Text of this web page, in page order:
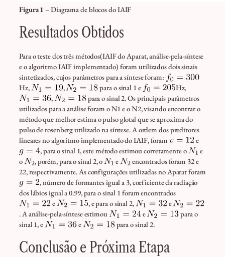
Figura 1 – Diagrama de blocos do IAIF
Resultados Obtidos
Para o teste dos três métodos(IAIF do Aparat, análise-pela-síntese
e o algoritmo IAIF implementado) foram utilizados dois sinais
sintetizados, cujos parâmetros para a síntese foram:
Hz,
, para o sinal 1 e
Hz,
,
para o sinal 2. Os principais parâmetros
utilizados para a análise foram o N1 e o N2, visando encontrar o
método que melhor estima o pulso glotal que se aproxima do
pulso de rosenberg utilizado na síntese. A ordem dos preditores
lineares no algoritmo implementado do IAIF, foram
e
, para o sinal 1, este método estimou corretamente o
e
o
, porém, para o sinal 2, o e
encontrados foram 32 e
22, respectivamente. As configurações utilizadas no Aparat foram
, número de formantes igual a 3, coeficiente da radiação
dos lábios igual a 0.99, para o sinal 1 foram encontrados
e
, e para o sinal 2,
e
. A análise-pela-síntese estimou
e
para o
sinal 1, e
e para o sinal 2.
Conclusão e Próxima Etapa